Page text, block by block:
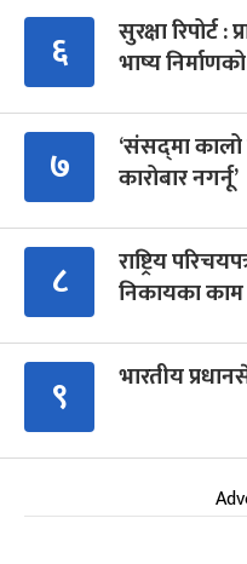
६
सुरक्षा रिपोर्ट
भाष्य
७
‘संसद्‍मा
कारोबार नगर्नू’
८
राष्ट्रिय
निकायका काम
९ भारतीय